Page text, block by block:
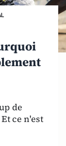
de
ce n'est